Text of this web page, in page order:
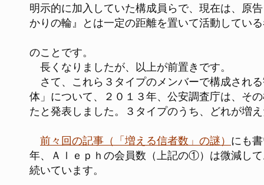
明示的に加入していた構成員らで、現在は、原
かりの輪』とは一定の距離を置いて活動してい
のことです。
長くなりましたが、以上が前置きです。
さて、これら３タイプのメンバーで構成され
体」について、２０１３年、公安調査庁は、そ
たと発表しました。３タイプのうち、どれが増
前々回の記事（「増える信者数」の謎） にも
年、Ａｌｅｐｈの会員数（上記の①）は微減し
続いています。